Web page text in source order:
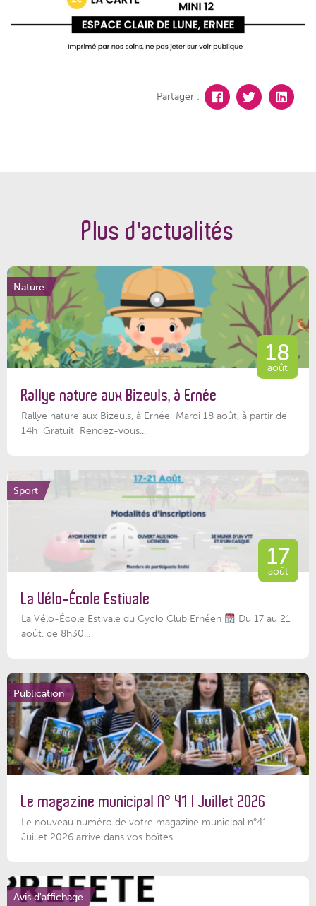
Partager :
Plus d'actualités
Nature
18
août
Rallye nature aux Bizeuls, à Ernée
Rallye nature aux Bizeuls, à Ernée Mardi 18 août, à partir de
14h Gratuit Rendez-vous...
Sport
17
août
La Vélo-École Estivale
La Vélo-École Estivale du Cyclo Club Ernéen
Du 17 au 21
août, de 8h30...
Publication
Le magazine municipal N° 41 | Juillet 2026
Le nouveau numéro de votre magazine municipal n°41 –
Juillet 2026 arrive dans vos boîtes...
Avis d'affichage